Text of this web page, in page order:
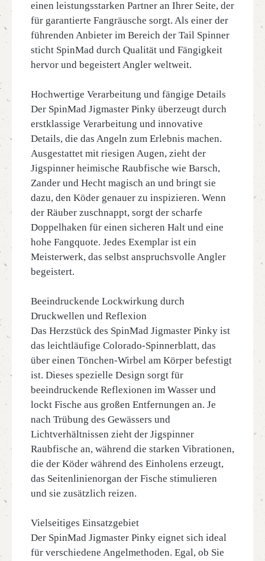
einen leistungsstarken Partner an Ihrer Seite, der
für garantierte Fangräusche sorgt. Als einer der
führenden Anbieter im Bereich der Tail Spinner
sticht SpinMad durch Qualität und Fängigkeit
hervor und begeistert Angler weltweit.
Hochwertige Verarbeitung und fängige Details
Der SpinMad Jigmaster Pinky überzeugt durch
erstklassige Verarbeitung und innovative
Details, die das Angeln zum Erlebnis machen.
Ausgestattet mit riesigen Augen, zieht der
Jigspinner heimische Raubfische wie Barsch,
Zander und Hecht magisch an und bringt sie
dazu, den Köder genauer zu inspizieren. Wenn
der Räuber zuschnappt, sorgt der scharfe
Doppelhaken für einen sicheren Halt und eine
hohe Fangquote. Jedes Exemplar ist ein
Meisterwerk, das selbst anspruchsvolle Angler
begeistert.
Beeindruckende Lockwirkung durch
Druckwellen und Reflexion
Das Herzstück des SpinMad Jigmaster Pinky ist
das leichtläufige Colorado-Spinnerblatt, das
über einen Tönchen-Wirbel am Körper befestigt
ist. Dieses spezielle Design sorgt für
beeindruckende Reflexionen im Wasser und
lockt Fische aus großen Entfernungen an. Je
nach Trübung des Gewässers und
Lichtverhältnissen zieht der Jigspinner
Raubfische an, während die starken Vibrationen,
die der Köder während des Einholens erzeugt,
das Seitenlinienorgan der Fische stimulieren
und sie zusätzlich reizen.
Vielseitiges Einsatzgebiet
Der SpinMad Jigmaster Pinky eignet sich ideal
für verschiedene Angelmethoden. Egal, ob Sie